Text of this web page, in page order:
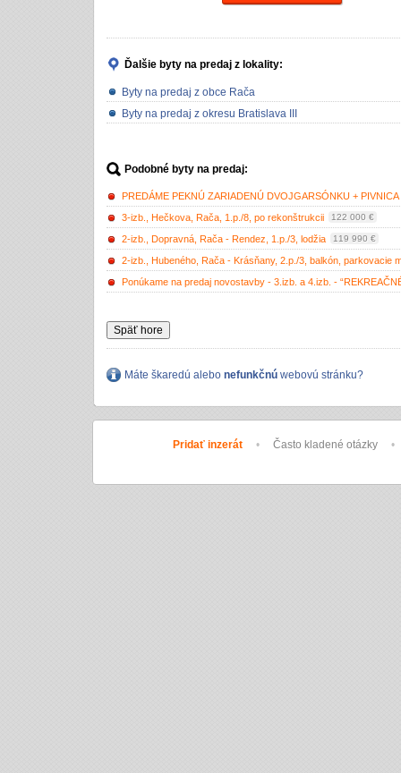
Ďalšie byty na predaj z lokality:
Byty na predaj z obce Rača
Byty na predaj z okresu Bratislava III
Podobné byty na predaj:
PREDÁME PEKNÚ ZARIADENÚ DVOJGARSÓNKU +
3-izb., Hečkova, Rača, 1.p./8, po rekonštrukcii
122 000 €
2-izb., Dopravná, Rača - Rendez, 1.p./3, lodžia 119 990 €
2-izb., Hubeného, Rača - Krásňany, 2.p./3, balkón, parkovacie
Ponúkame na predaj novostavby - 3.izb. a 4.izb. -
Späť hore
Máte škaredú alebo nefunkčnú webovú stránku?
Pridať inzerát • Často kladené otázky •